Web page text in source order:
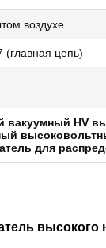
воздухе
(главная цепь)
вакуумный HV
для
высокого